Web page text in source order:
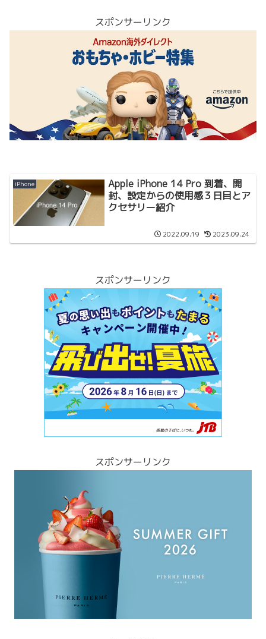
スポンサーリンク
iPhone
Apple iPhone 14 Pro 到着、開
封、設定からの使用感３日目とア
クセサリー紹介
2022.09.19 2023.09.24
スポンサーリンク
スポンサーリンク